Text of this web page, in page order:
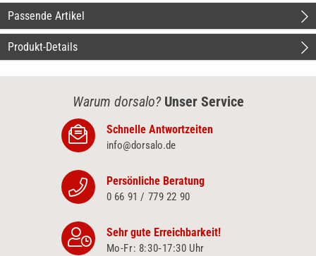
Passende Artikel
Produkt-Details
Warum dorsalo? Unser Service
Schnelle Antwortzeiten
info@dorsalo.de
Persönliche Beratung
0 66 91 / 779 22 90
Sehr gute Erreichbarkeit!
Mo-Fr: 8:30‑17:30 Uhr